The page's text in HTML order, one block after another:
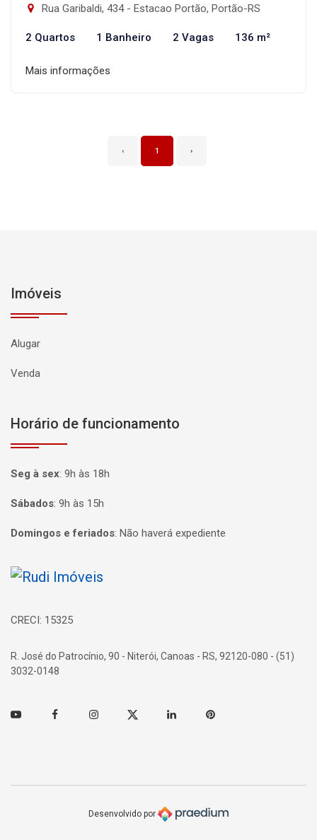
Rua Garibaldi, 434 - Estacao Portão, Portão-RS
2 Quartos 1 Banheiro 2 Vagas 136 m²
Mais informações
‹ 1 ›
Imóveis
Alugar
Venda
Horário de funcionamento
Seg à sex: 9h às 18h
Sábados: 9h às 15h
Domingos e feriados: Não haverá expediente
Página inicial
CRECI: 15325
R. José do Patrocínio, 90 - Niterói, Canoas - RS, 92120-080 - (51)
3032-0148
Youtube FacebookInstagramTwitter Linkedin Pinterest
Desenvolvido por